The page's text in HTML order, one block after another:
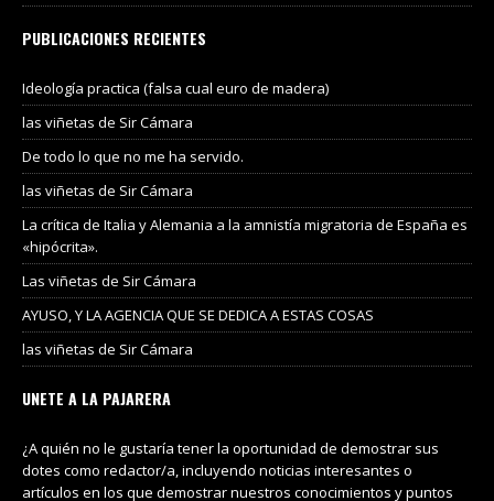
PUBLICACIONES RECIENTES
Ideología practica (falsa cual euro de madera)
las viñetas de Sir Cámara
De todo lo que no me ha servido.
las viñetas de Sir Cámara
La crítica de Italia y Alemania a la amnistía migratoria de España es
«hipócrita».
Las viñetas de Sir Cámara
AYUSO, Y LA AGENCIA QUE SE DEDICA A ESTAS COSAS
las viñetas de Sir Cámara
UNETE A LA PAJARERA
¿A quién no le gustaría tener la oportunidad de demostrar sus
dotes como redactor/a, incluyendo noticias interesantes o
artículos en los que demostrar nuestros conocimientos y puntos